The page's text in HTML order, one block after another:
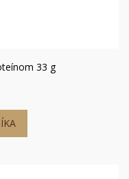
náhľad33 g